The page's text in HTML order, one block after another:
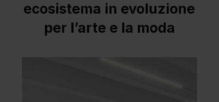
ecosistema in evoluzione
per l’arte e la moda